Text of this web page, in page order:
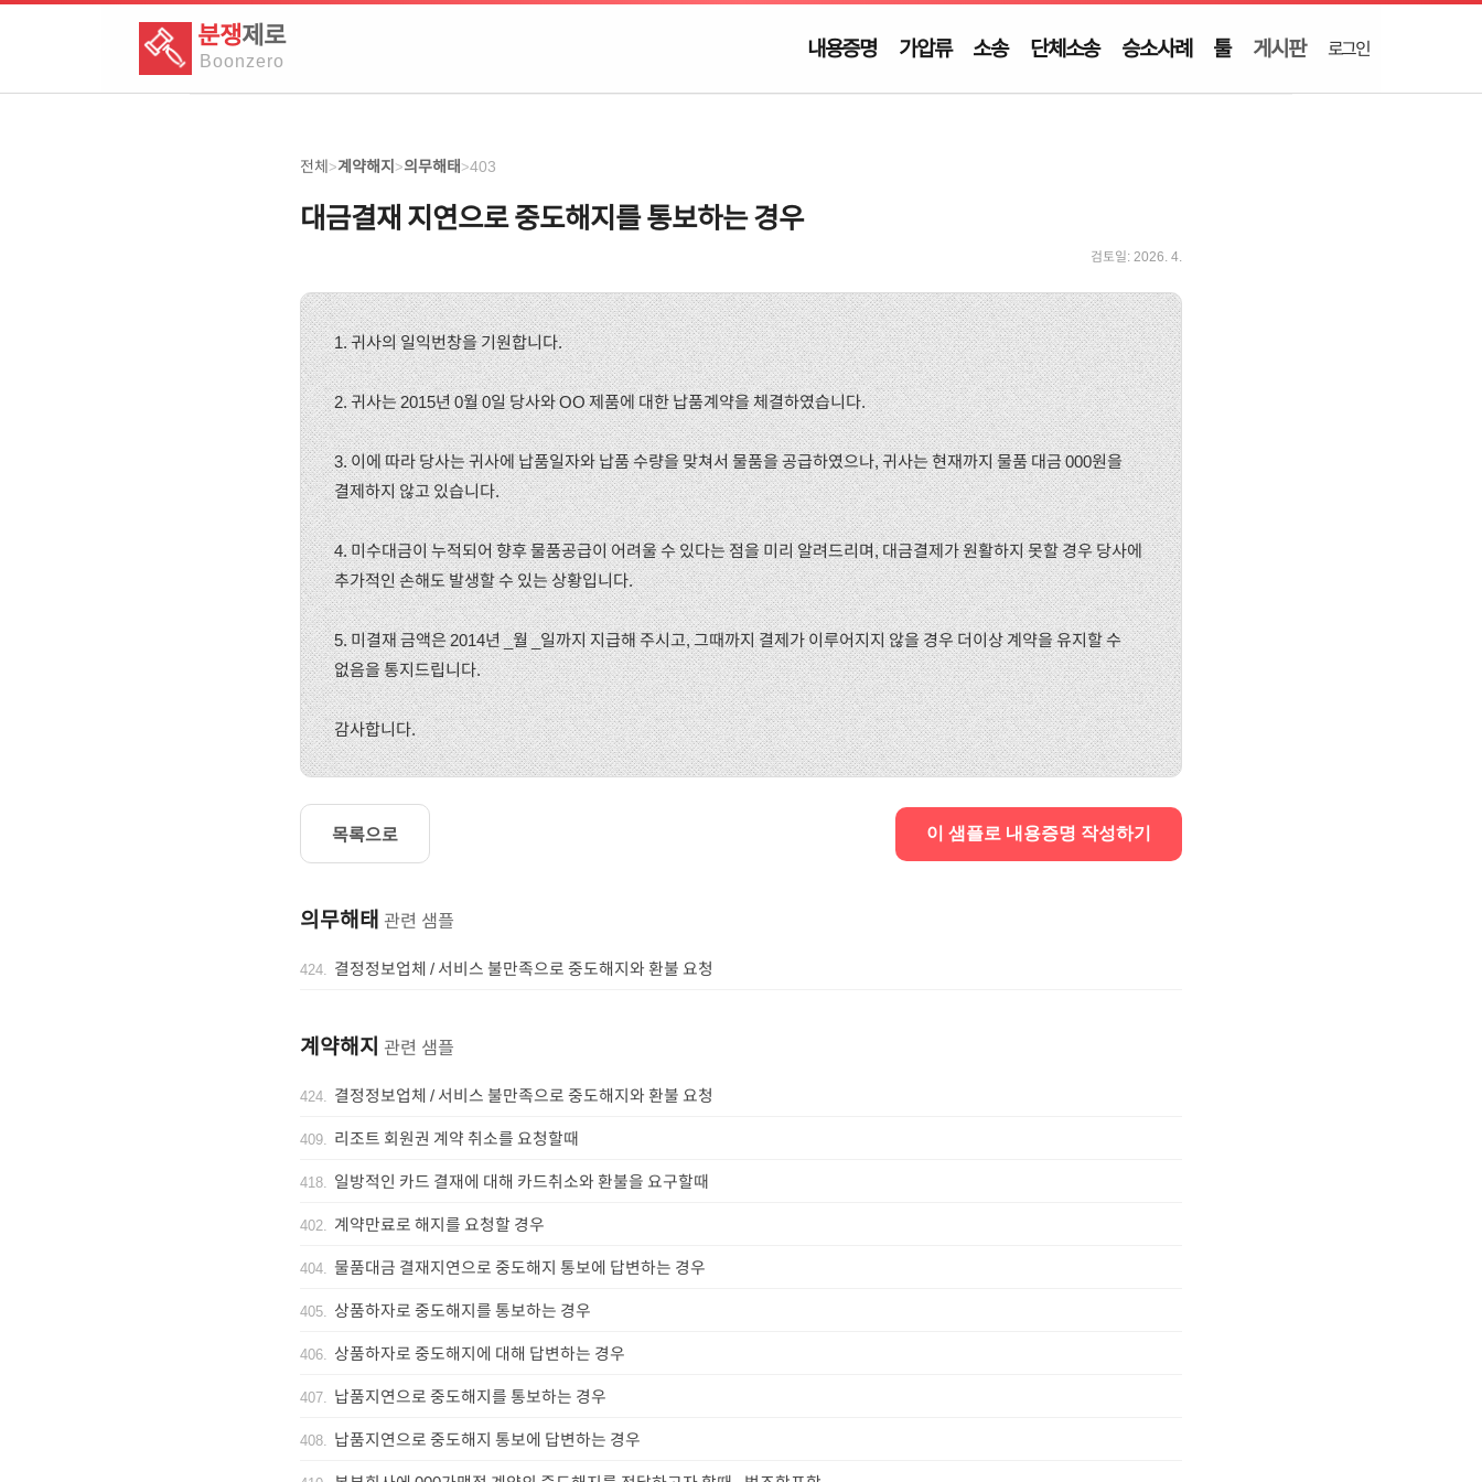
분쟁제로
Boonzero 내용증명 가압류 소송 단체소송 승소사례 툴 게시판 로그인
전체>계약해지>의무해태>403
대금결재 지연으로 중도해지를 통보하는 경우
검토일:2026. 4.
1. 귀사의 일익번창을 기원합니다.
2. 귀사는 2015년 0월 0일 당사와 OO 제품에 대한 납품계약을 체결하였습니다.
3. 이에 따라 당사는 귀사에 납품일자와 납품 수량을 맞쳐서 물품을 공급하였으나, 귀사는 현재까지 물품 대금 000원을
결제하지 않고 있습니다.
4. 미수대금이 누적되어 향후 물품공급이 어려울 수 있다는 점을 미리 알려드리며, 대금결제가 원활하지 못할 경우 당사에
추가적인 손해도 발생할 수 있는 상황입니다.
5. 미결재 금액은 2014년 _월 _일까지 지급해 주시고, 그때까지 결제가 이루어지지 않을 경우 더이상 계약을 유지할 수
없음을 통지드립니다.
감사합니다.
목록으로 이 샘플로 내용증명 작성하기
의무해태 관련 샘플
424. 결정정보업체 / 서비스 불만족으로 중도해지와 환불 요청
계약해지 관련 샘플
424. 결정정보업체 / 서비스 불만족으로 중도해지와 환불 요청
409. 리조트 회원권 계약 취소를 요청할때
418. 일방적인 카드 결재에 대해 카드취소와 환불을 요구할때
402. 계약만료로 해지를 요청할 경우
404. 물품대금 결재지연으로 중도해지 통보에 답변하는 경우
405. 상품하자로 중도해지를 통보하는 경우
406. 상품하자로 중도해지에 대해 답변하는 경우
407. 납품지연으로 중도해지를 통보하는 경우
408. 납품지연으로 중도해지 통보에 답변하는 경우